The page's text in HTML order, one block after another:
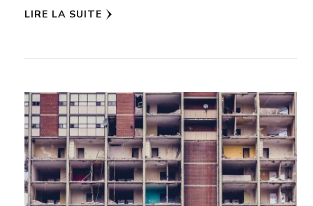
LIRE LA SUITE